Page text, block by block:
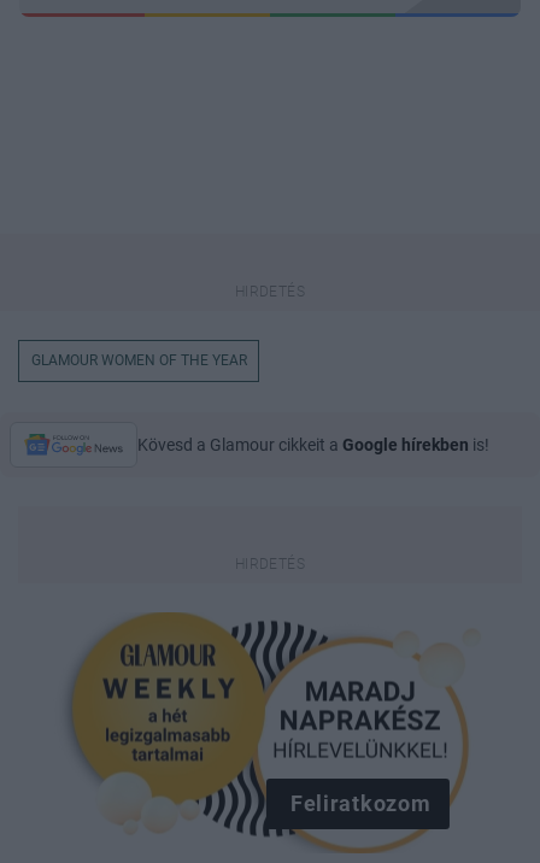
GLAMOUR WOMEN OF THE YEAR
Kövesd a Glamour cikkeit a Google hírekben is!
Feliratkozom